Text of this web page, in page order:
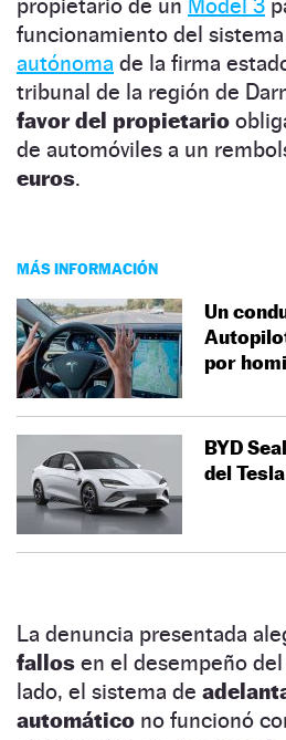
propietario de un Model 3
funcionamiento del
autónoma de la firma
tribunal de la región de
favor del propietario
de automóviles a un
euros.
MÁS INFORMACIÓN
Un
por
BYD
del
La denuncia presentada
fallos en el desempeño
lado, el sistema de
automático no funcionó